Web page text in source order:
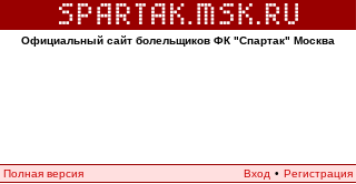
Официальный сайт болельщиков ФК "Спартак" Москва
Полная версия Вход • Регистрация